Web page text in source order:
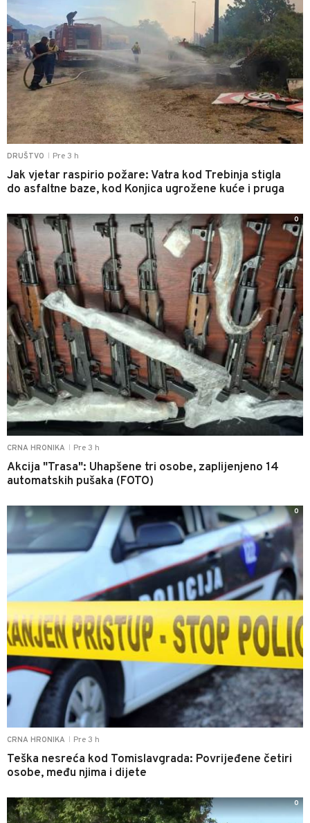
DRUŠTVO Pre 3 h
Jak vjetar raspirio požare: Vatra kod Trebinja stigla
do asfaltne baze, kod Konjica ugrožene kuće i pruga
CRNA HRONIKA Pre 3 h
Akcija "Trasa": Uhapšene tri osobe, zaplijenjeno 14
automatskih pušaka (FOTO)
0
CRNA HRONIKA Pre 3 h
Teška nesreća kod Tomislavgrada: Povrijeđene četiri
osobe, među njima i dijete
0
0